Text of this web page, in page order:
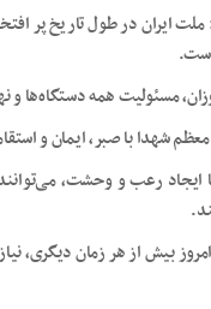
ایران در طول تاریخ پر
مسئولیت همه دستگاه‌ها و
معظم شهدا با صبر، ایمان و
رعب و وحشت، می‌توانند
بیش از هر زمان دیگری،